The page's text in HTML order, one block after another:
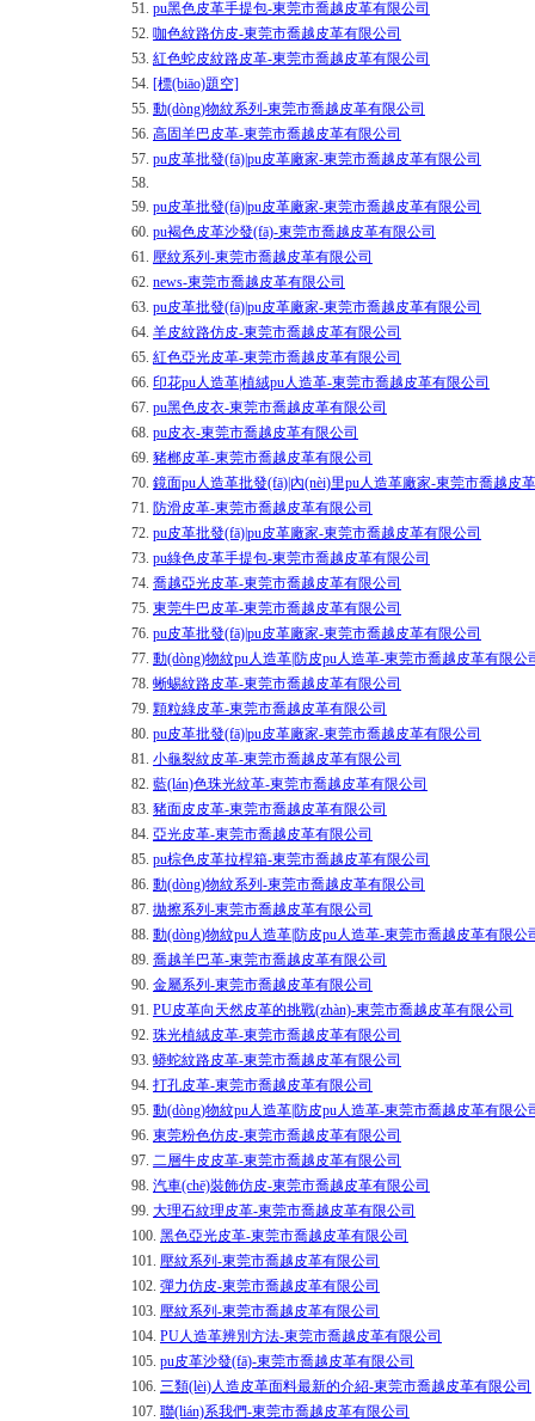
51. pu黑色皮革手提包-東莞市喬越皮革有限公司
52. 咖色紋路仿皮-東莞市喬越皮革有限公司
53. 紅色蛇皮紋路皮革-東莞市喬越皮革有限公司
54. [標(biāo)題空]
55. 動(dòng)物紋系列-東莞市喬越皮革有限公司
56. 高固羊巴皮革-東莞市喬越皮革有限公司
57. pu皮革批發(fā)|pu皮革廠家-東莞市喬越皮革有限公司
58.
59. pu皮革批發(fā)|pu皮革廠家-東莞市喬越皮革有限公司
60. pu褐色皮革沙發(fā)-東莞市喬越皮革有限公司
61. 壓紋系列-東莞市喬越皮革有限公司
62. news-東莞市喬越皮革有限公司
63. pu皮革批發(fā)|pu皮革廠家-東莞市喬越皮革有限公司
64. 羊皮紋路仿皮-東莞市喬越皮革有限公司
65. 紅色亞光皮革-東莞市喬越皮革有限公司
66. 印花pu人造革|植絨pu人造革-東莞市喬越皮革有限公司
67. pu黑色皮衣-東莞市喬越皮革有限公司
68. pu皮衣-東莞市喬越皮革有限公司
69. 豬榔皮革-東莞市喬越皮革有限公司
70. 鏡面pu人造革批發(fā)|內(nèi)里pu人造革廠家-東莞市喬越皮
71. 防滑皮革-東莞市喬越皮革有限公司
72. pu皮革批發(fā)|pu皮革廠家-東莞市喬越皮革有限公司
73. pu綠色皮革手提包-東莞市喬越皮革有限公司
74. 喬越亞光皮革-東莞市喬越皮革有限公司
75. 東莞牛巴皮革-東莞市喬越皮革有限公司
76. pu皮革批發(fā)|pu皮革廠家-東莞市喬越皮革有限公司
77. 動(dòng)物紋pu人造革|防皮pu人造革-東莞市喬越皮革有限公
78. 蜥蜴紋路皮革-東莞市喬越皮革有限公司
79. 顆粒綠皮革-東莞市喬越皮革有限公司
80. pu皮革批發(fā)|pu皮革廠家-東莞市喬越皮革有限公司
81. 小龜裂紋皮革-東莞市喬越皮革有限公司
82. 藍(lán)色珠光紋革-東莞市喬越皮革有限公司
83. 豬面皮皮革-東莞市喬越皮革有限公司
84. 亞光皮革-東莞市喬越皮革有限公司
85. pu棕色皮革拉桿箱-東莞市喬越皮革有限公司
86. 動(dòng)物紋系列-東莞市喬越皮革有限公司
87. 拋擦系列-東莞市喬越皮革有限公司
88. 動(dòng)物紋pu人造革|防皮pu人造革-東莞市喬越皮革有限公
89. 喬越羊巴革-東莞市喬越皮革有限公司
90. 金屬系列-東莞市喬越皮革有限公司
91. PU皮革向天然皮革的挑戰(zhàn)-東莞市喬越皮革有限公司
92. 珠光植絨皮革-東莞市喬越皮革有限公司
93. 蟒蛇紋路皮革-東莞市喬越皮革有限公司
94. 打孔皮革-東莞市喬越皮革有限公司
95. 動(dòng)物紋pu人造革|防皮pu人造革-東莞市喬越皮革有限公
96. 東莞粉色仿皮-東莞市喬越皮革有限公司
97. 二層牛皮皮革-東莞市喬越皮革有限公司
98. 汽車(chē)裝飾仿皮-東莞市喬越皮革有限公司
99. 大理石紋理皮革-東莞市喬越皮革有限公司
100. 黑色亞光皮革-東莞市喬越皮革有限公司
101. 壓紋系列-東莞市喬越皮革有限公司
102. 彈力仿皮-東莞市喬越皮革有限公司
103. 壓紋系列-東莞市喬越皮革有限公司
104. PU人造革辨別方法-東莞市喬越皮革有限公司
105. pu皮革沙發(fā)-東莞市喬越皮革有限公司
106. 三類(lèi)人造皮革面料最新的介紹-東莞市喬越皮革有限公司
107. 聯(lián)系我們-東莞市喬越皮革有限公司